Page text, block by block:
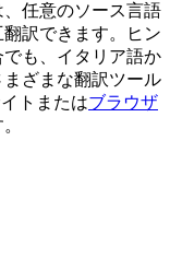
任意のソース言語
訳できます。ヒン
も、イタリア語か
ざまな翻訳ツール
トまたはブラウザ